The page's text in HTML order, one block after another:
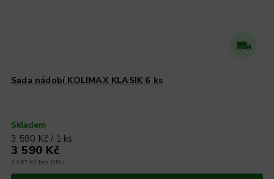
Sada nádobí KOLIMAX KLASIK 6 ks
Skladem
2 967 Kč bez DPH
3 590 Kč
3 590 Kč / 1 ks